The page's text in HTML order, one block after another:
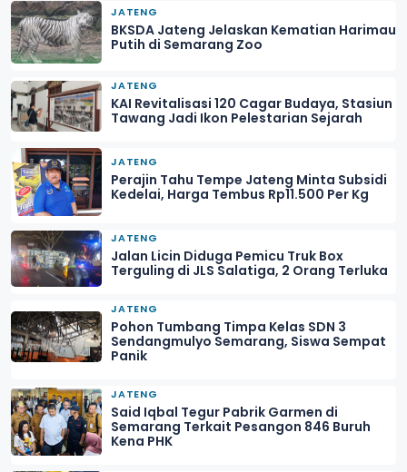
JATENG
BKSDA Jateng Jelaskan Kematian Harimau
Putih di Semarang Zoo
JATENG
KAI Revitalisasi 120 Cagar Budaya, Stasiun
Tawang Jadi Ikon Pelestarian Sejarah
JATENG
Perajin Tahu Tempe Jateng Minta Subsidi
Kedelai, Harga Tembus Rp11.500 Per Kg
JATENG
Jalan Licin Diduga Pemicu Truk Box
Terguling di JLS Salatiga, 2 Orang Terluka
JATENG
Pohon Tumbang Timpa Kelas SDN 3
Sendangmulyo Semarang, Siswa Sempat
Panik
JATENG
Said Iqbal Tegur Pabrik Garmen di
Semarang Terkait Pesangon 846 Buruh
Kena PHK